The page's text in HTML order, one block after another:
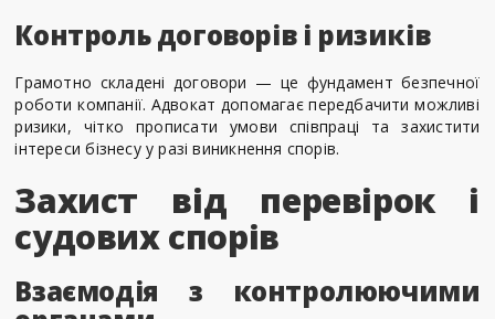
Контроль договорів і ризиків
Грамотно складені договори — це фундамент безпечної
роботи компанії. Адвокат допомагає передбачити можливі
ризики, чітко прописати умови співпраці та захистити
інтереси бізнесу у разі виникнення спорів.
Захист від перевірок і
судових спорів
Взаємодія з контролюючими